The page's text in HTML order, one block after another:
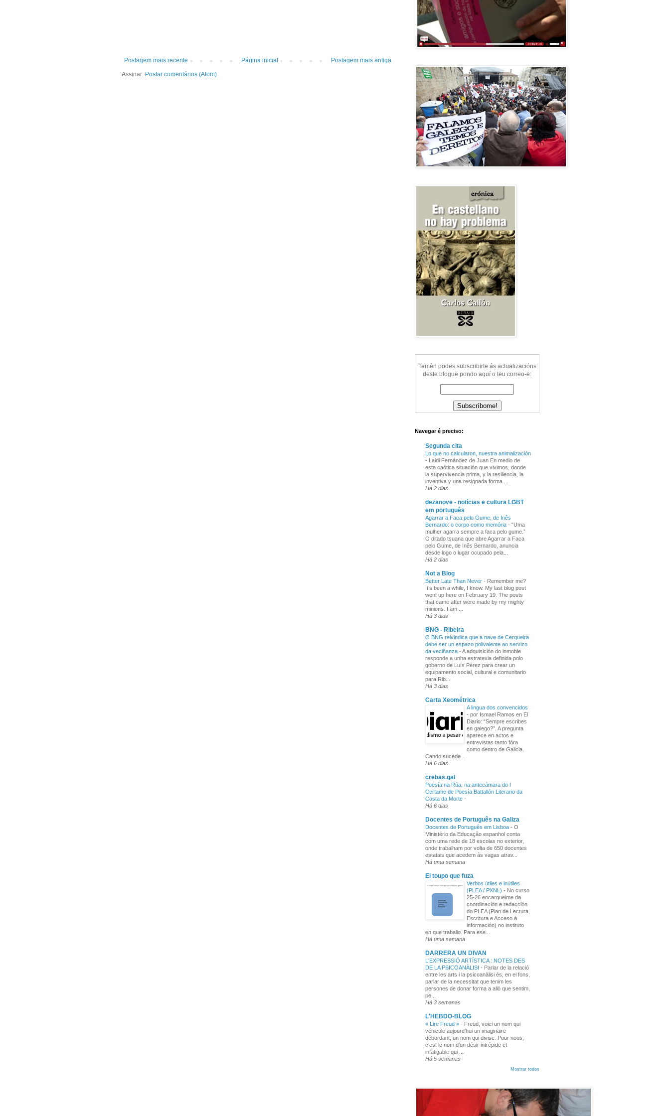
Postagem mais recente Postagem mais antiga
Página inicial
Assinar: Postar comentários (Atom)
Tamén podes subscribirte ás actualizacións
deste blogue pondo aquí o teu correo-e:
Navegar é preciso:
Segunda cita
Lo que no calcularon, nuestra animalización
- Laidi Fernández de Juan En medio de
esta caótica situación que vivimos, donde
la supervivencia prima, y la resiliencia, la
inventiva y una resignada forma ...
Há 2 dias
dezanove - notícias e cultura LGBT
em português
Agarrar a Faca pelo Gume, de Inês
Bernardo: o corpo como memória - “Uma
mulher agarra sempre a faca pelo gume.”
O ditado tsuana que abre Agarrar a Faca
pelo Gume, de Inês Bernardo, anuncia
desde logo o lugar ocupado pela...
Há 2 dias
Not a Blog
Better Late Than Never - Remember me?
It’s been a while, I know. My last blog post
went up here on February 19. The posts
that came after were made by my mighty
minions. I am ...
Há 3 dias
BNG - Ribeira
O BNG reivindica que a nave de Cerqueira
debe ser un espazo polivalente ao servizo
da veciñanza - A adquisición do inmoble
responde a unha estratexia definida polo
goberno de Luís Pérez para crear un
equipamento social, cultural e comunitario
para Rib...
Há 3 dias
Carta Xeométrica
A lingua dos convencidos
- por Ismael Ramos en El
Diario: “Sempre escribes
en galego?”. A pregunta
aparece en actos e
entrevistas tanto fóra
como dentro de Galicia.
Cando sucede ...
Há 6 dias
crebas.gal
Poesía na Rúa, na antecámara do I
Certame de Poesía Battallón Literario da
Costa da Morte -
Há 6 dias
Docentes de Português na Galiza
Docentes de Português em Lisboa - O
Ministério da Educação espanhol conta
com uma rede de 18 escolas no exterior,
onde trabalham por volta de 650 docentes
estatais que acedem às vagas atrav...
Há uma semana
El toupo que fuza
Verbos útiles e inútiles
(PLEA / PXNL) - No curso
25-26 encargueime da
coordinación e redacción
do PLEA (Plan de Lectura,
Escritura e Acceso á
información) no instituto
en que traballo. Para ese...
Há uma semana
DARRERA UN DIVAN
L'EXPRESSIÓ ARTÍSTICA : NOTES DES
DE LA PSICOANÀLISI - Parlar de la relació
entre les arts i la psicoanàlisi és, en el fons,
parlar de la necessitat que tenim les
persones de donar forma a allò que sentim,
pe...
Há 3 semanas
L'HEBDO-BLOG
« Lire Freud » - Freud, voici un nom qui
véhicule aujourd’hui un imaginaire
débordant, un nom qui divise. Pour nous,
c’est le nom d’un désir intrépide et
infatigable qui ...
Há 5 semanas
Mostrar todos